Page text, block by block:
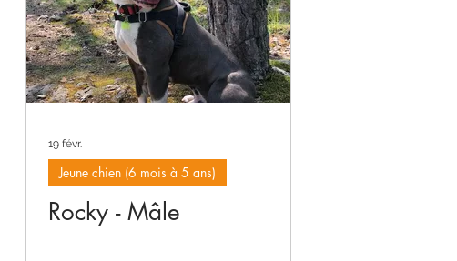
19 févr.
Jeune chien (6 mois à 5 ans)
Rocky - Mâle